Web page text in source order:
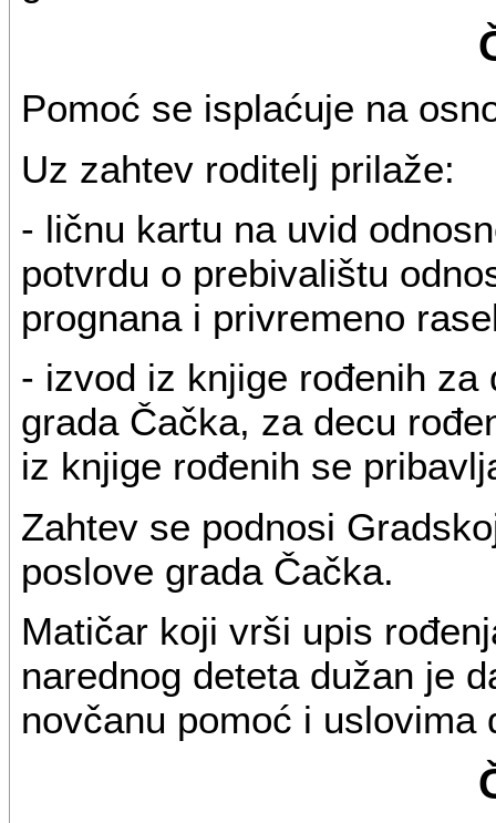
Pomoć se isplaćuje na
Uz zahtev roditelj prilaže:
- ličnu kartu na uvid
potvrdu o prebivalištu
prognana i privremeno
- izvod iz knjige rođenih
grada Čačka, za decu
iz knjige rođenih se
Zahtev se podnosi
poslove grada Čačka.
Matičar koji vrši upis
narednog deteta dužan je
novčanu pomoć i uslovima